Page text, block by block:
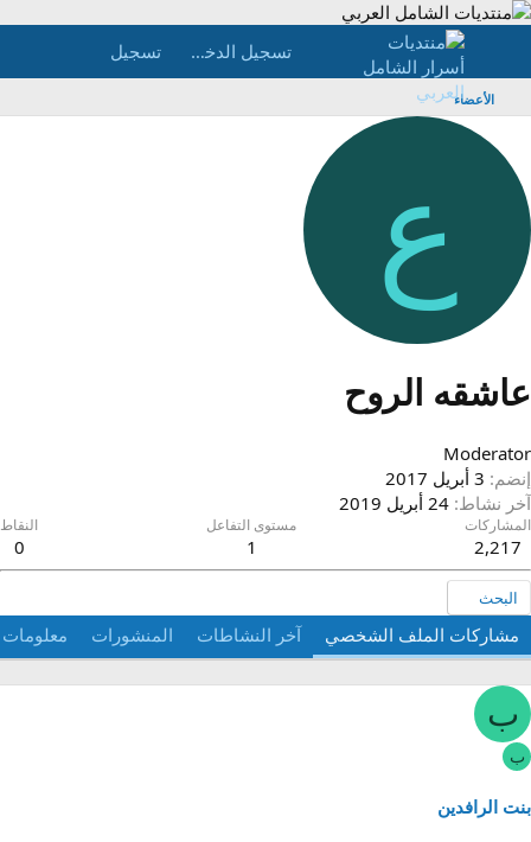
تسجيل الدخول تسجيل
الأعضاء
ع
الروح
3 أبريل 2017
نشاط
24 أبريل 2019
2,217
مستوى التفاعل
1
النقاط
0
البحث
مشاركات الملف الشخصي آخر النشاطات المنشورات معلومات
ب
ب
الرافدين